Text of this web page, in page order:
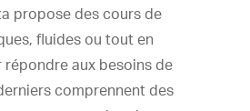
propose des cours de
fluides ou tout en
aux besoins de
comprennent des